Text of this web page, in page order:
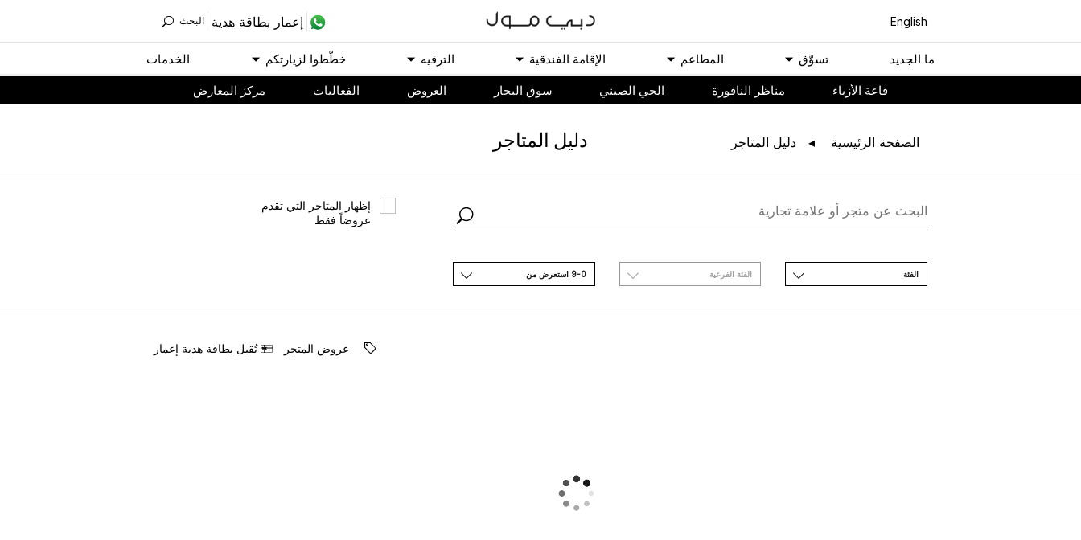
English ﺇﻋﻤﺎﺭ ﺑﻄﺎﻗﺔ ﻫﺪﻳﺔ اﻟﺒﺤﺚ
ﻣﺎ اﻟﺠﺪﻳﺪ ﺗﺴﻮّﻕ اﻟﻤﻄﺎﻋﻢ اﻹﻗﺎﻣﺔ اﻟﻔﻨﺪﻗﻴﺔ اﻟﺘﺮﻓﻴﻪ ﺧﻄّﻄﻮا ﻟﺰﻳﺎﺭﺗﻜﻢ اﻟﺨﺪﻣﺎﺕ
ﻗﺎﻋﺔ اﻷﺯﻳﺎء مناظر النافورة الحي الصيني سوق البحار اﻟﻌﺮﻭﺽ اﻟﻔﻌﺎﻟﻴﺎﺕ مركز المعارض
اﻟﺼﻔﺤﺔ اﻟﺮﺋﻴﺴﻴﺔ ﺩﻟﻴﻞ اﻟﻤﺘﺎﺟﺮ ﺩﻟﻴﻞ اﻟﻤﺘﺎﺟﺮ
ﺇﻇﻬﺎﺭ اﻟﻤﺘﺎﺟﺮ اﻟﺘﻲ ﺗﻘﺪﻡ
ﻋﺮﻭﺿﺎً ﻓﻘﻂ
اﻟﻔﺌﺔ اﻟﻔﺌﺔ اﻟﻔﺮﻋﻴﺔ 9-0 اﺳﺘﻌﺮﺽ ﻣﻦ
ﻋﺮﻭﺽ اﻟﻤﺘﺠﺮ ﺗُﻘﺒﻞ ﺑﻄﺎﻗﺔ ﻫﺪﻳﺔ ﺇﻋﻤﺎﺭ